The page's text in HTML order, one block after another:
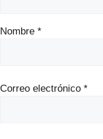
Nombre *
Correo electrónico *